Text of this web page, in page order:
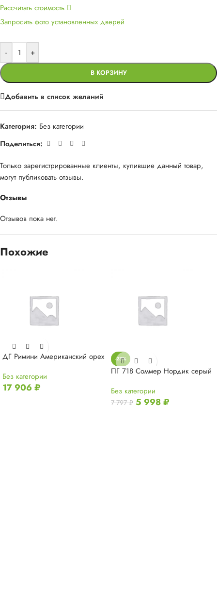
Рассчитать стоимость
Запросить фото установленных дверей
- +
В КОРЗИНУ
Добавить в список желаний
Категория: Без категории
Поделиться:
Отзывы
Отзывов пока нет.
Только зарегистрированные клиенты, купившие данный товар,
могут публиковать отзывы.
Похожие
ДГ Римини Американский орех
Без категории
17 906 ₽
-23%
ПГ 718 Соммер Нордик серый
Без категории
7 797₽ 5 998₽